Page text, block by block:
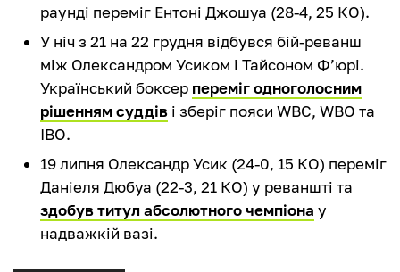
раунді переміг Ентоні Джошуа (28-4, 25 КО).
У ніч з 21 на 22 грудня відбувся бій-реванш
між Олександром Усиком і Тайсоном Ф’юрі.
Український боксер переміг одноголосним
рішенням суддів і зберіг пояси WBC, WBO та
IBO.
19 липня Олександр Усик (24-0, 15 КО) переміг
Даніеля Дюбуа (22-3, 21 КО) у реваншті та
здобув титул абсолютного чемпіона у
надважкій вазі.